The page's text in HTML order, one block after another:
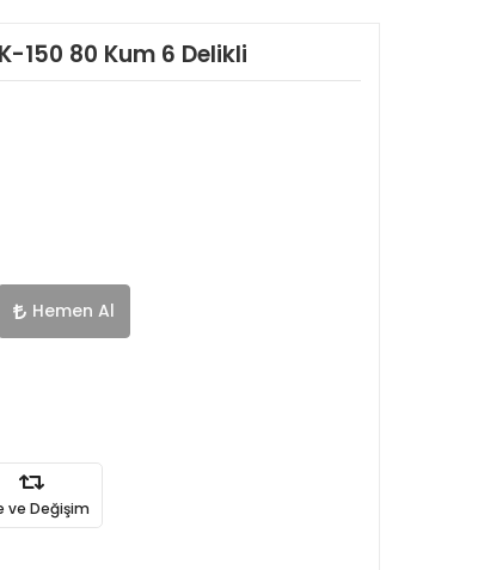
150 80 Kum 6 Delikli
Hemen Al
ve Değişim